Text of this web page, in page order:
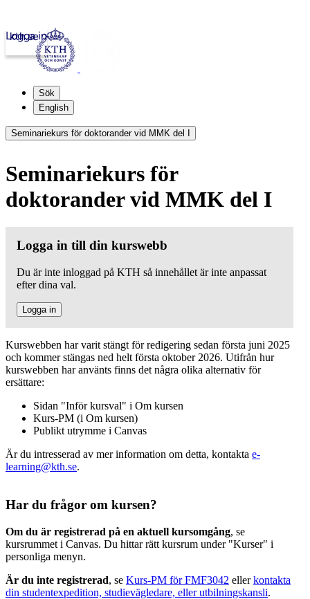
kth.se
Logga in
Sök
English
Seminariekurs för doktorander vid MMK del I
Seminariekurs för
doktorander vid MMK del I
Logga in till din kurswebb
Du är inte inloggad på KTH så innehållet är inte anpassat
efter dina val.
Logga in
Kurswebben har varit stängt för redigering sedan första juni 2025
och kommer stängas ned helt första oktober 2026. Utifrån hur
kurswebben har använts finns det några olika alternativ för
ersättare:
Sidan "Inför kursval" i Om kursen
Kurs-PM (i Om kursen)
Publikt utrymme i Canvas
Är du intresserad av mer information om detta, kontakta e-
learning@kth.se.
Har du frågor om kursen?
Om du är registrerad på en aktuell kursomgång, se
kursrummet i Canvas. Du hittar rätt kursrum under "Kurser" i
personliga menyn.
Är du inte registrerad, se Kurs-PM för FMF3042 ellerkontakta
din studentexpedition, studievägledare, eller utbilningskansli.